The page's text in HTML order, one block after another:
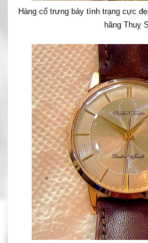
Hàng cổ trưng bày tình trạng cực
hãng Thuỵ